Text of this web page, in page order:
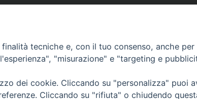
tecniche e, con il tuo consenso, anche
"misurazione" e "targeting e
dei cookie. Cliccando su "personalizza" puoi
Cliccando su "rifiuta" o chiudendo